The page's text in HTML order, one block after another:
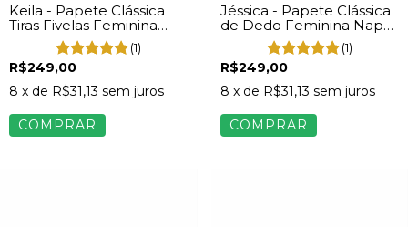
Keila - Papete Clássica
Tiras Fivelas Feminina
Napa Off White
(1)
R$249,00
8 x de R$31,13 sem juros
COMPRAR
Jéssica - Papete Clássica
de Dedo Feminina Napa
Marrom
(1)
R$249,00
8 x de R$31,13 sem juros
COMPRAR